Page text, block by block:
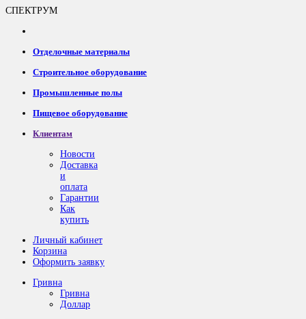
СПЕКТРУМ
Отделочные материалы
Строительное оборудование
Промышленные полы
Пищевое оборудование
Клиентам
Новости
Доставка
и
оплата
Гарантии
Как
купить
Личный кабинет
Корзина
Оформить заявку
Гривна
Гривна
Доллар